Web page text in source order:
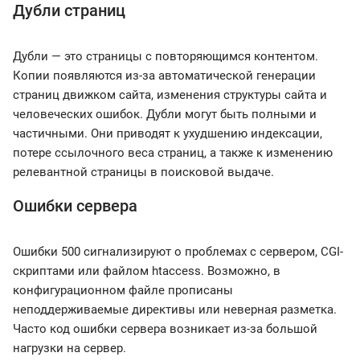
Дубли страниц
Дубли — это страницы с повторяющимся контентом.
Копии появляются из-за автоматической генерации
страниц движком сайта, изменения структуры сайта и
человеческих ошибок. Дубли могут быть полными и
частичными. Они приводят к ухудшению индексации,
потере ссылочного веса страниц, а также к изменению
релевантной страницы в поисковой выдаче.
Ошибки сервера
Ошибки 500 сигнализируют о проблемах с сервером, CGI-
скриптами или файлом htaccess. Возможно, в
конфигурационном файле прописаны
неподдерживаемые директивы или неверная разметка.
Часто код ошибки сервера возникает из-за большой
нагрузки на сервер.